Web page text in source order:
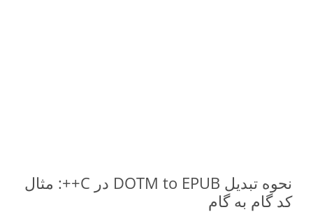
نحوه تبدیل DOTM to EPUB در C++: مثال
کد گام به گام